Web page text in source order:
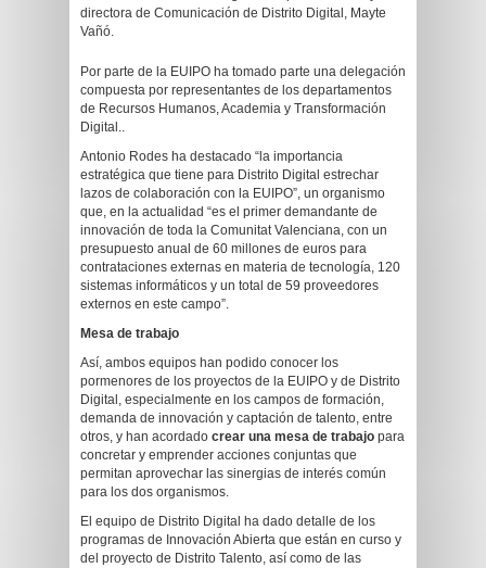
directora de Comunicación de Distrito Digital, Mayte
Vañó.
Por parte de la EUIPO ha tomado parte una delegación
compuesta por representantes de los departamentos
de Recursos Humanos, Academia y Transformación
Digital..
Antonio Rodes ha destacado “la importancia
estratégica que tiene para Distrito Digital estrechar
lazos de colaboración con la EUIPO”, un organismo
que, en la actualidad “es el primer demandante de
innovación de toda la Comunitat Valenciana, con un
presupuesto anual de 60 millones de euros para
contrataciones externas en materia de tecnología, 120
sistemas informáticos y un total de 59 proveedores
externos en este campo”.
Mesa de trabajo
Así, ambos equipos han podido conocer los
pormenores de los proyectos de la EUIPO y de Distrito
Digital, especialmente en los campos de formación,
demanda de innovación y captación de talento, entre
otros, y han acordado crear una mesa de trabajo para
concretar y emprender acciones conjuntas que
permitan aprovechar las sinergias de interés común
para los dos organismos.
El equipo de Distrito Digital ha dado detalle de los
programas de Innovación Abierta que están en curso y
del proyecto de Distrito Talento, así como de las